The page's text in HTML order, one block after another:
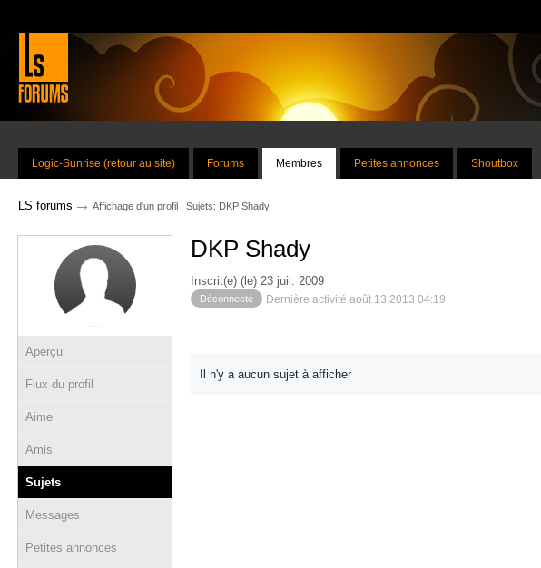
Logic-Sunrise (retour au site) Forums Membres Petites annonces Shoutbox
LS forums → Affichage d'un profil : Sujets: DKP Shady
Aperçu
Flux du profil
Aime
Amis
Sujets
Messages
Petites annonces
DKP Shady
Inscrit(e) (le) 23 juil. 2009
Déconnecté Dernière activité août 13 2013 04:19
Il n'y a aucun sujet à afficher